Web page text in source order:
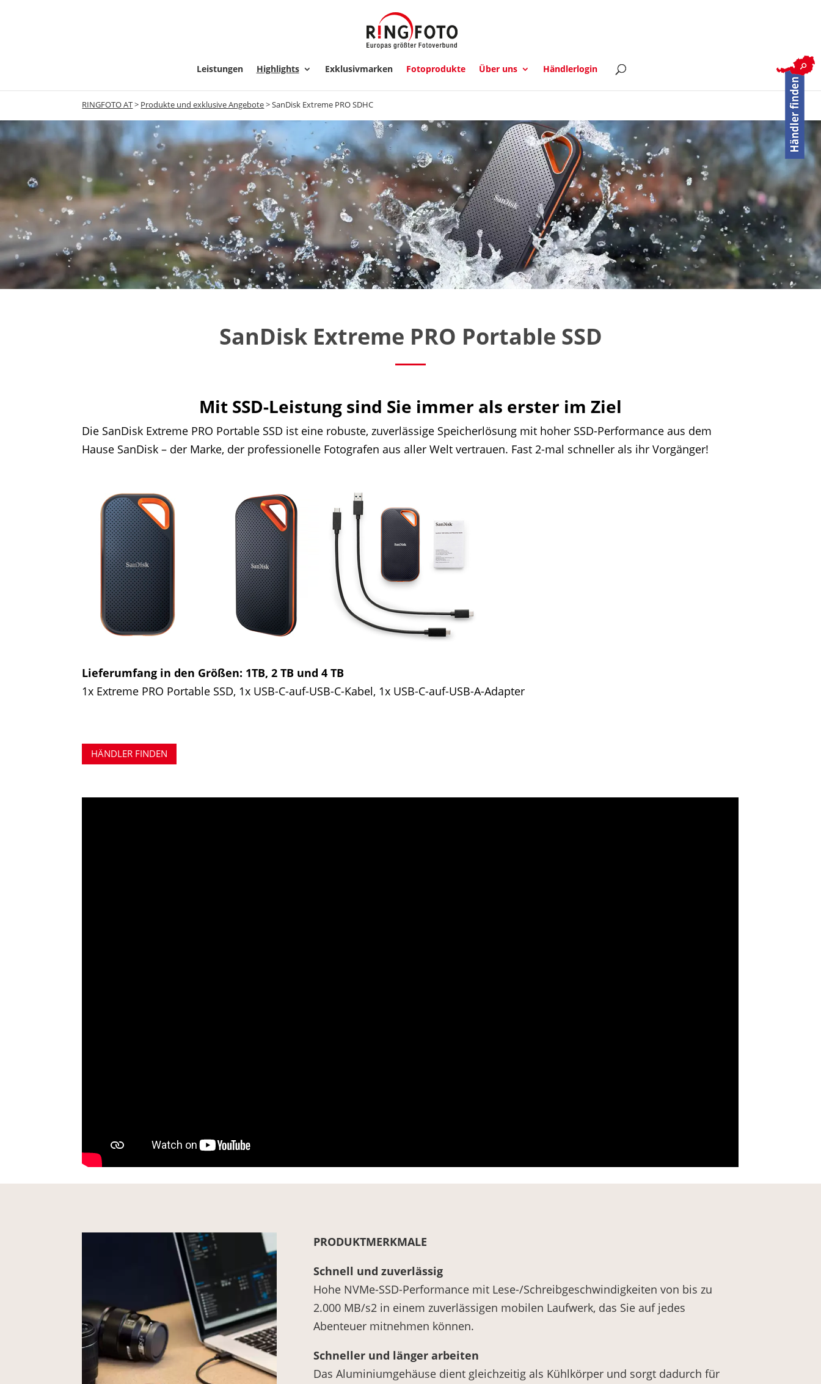
Leistungen Highlights Exklusivmarken Fotoprodukte Über uns Händlerlogin
RINGFOTO AT> Produkte und exklusive Angebote>SanDisk Extreme PRO SDHC
SanDisk Extreme PRO Portable SSD
Mit SSD-Leistung sind Sie immer als erster im Ziel
Die SanDisk Extreme PRO Portable SSD ist eine robuste, zuverlässige Speicherlösung mit hoher SSD-Performance aus dem
Hause SanDisk – der Marke, der professionelle Fotografen aus aller Welt vertrauen. Fast 2-mal schneller als ihr Vorgänger!
Lieferumfang in den Größen: 1TB, 2 TB und 4 TB
1x Extreme PRO Portable SSD, 1x USB-C-auf-USB-C-Kabel, 1x USB-C-auf-USB-A-Adapter
HÄNDLER FINDEN
PRODUKTMERKMALE
Schnell und zuverlässig
Hohe NVMe-SSD-Performance mit Lese-/Schreibgeschwindigkeiten von bis zu
2.000 MB/s2 in einem zuverlässigen mobilen Laufwerk, das Sie auf jedes
Abenteuer mitnehmen können.
Schneller und länger arbeiten
Das Aluminiumgehäuse dient gleichzeitig als Kühlkörper und sorgt dadurch für